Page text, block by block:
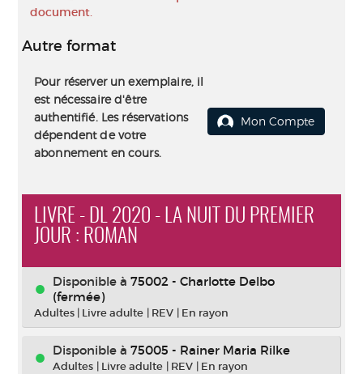
document.
Autre format
Pour réserver un exemplaire, il
est nécessaire d'être
authentifié. Les réservations
dépendent de votre
abonnement en cours.
Mon Compte
LIVRE - DL 2020 - LA NUIT DU PREMIER
JOUR : ROMAN
Disponible à 75002 - Charlotte Delbo
(fermée)
Adultes | Livre adulte | REV | En rayon
Disponible à 75005 - Rainer Maria Rilke
Adultes | Livre adulte | REV | En rayon